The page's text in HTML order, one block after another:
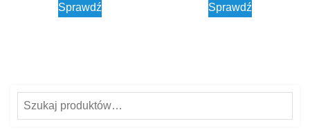
Sprawdź Sprawdź
Szukaj: